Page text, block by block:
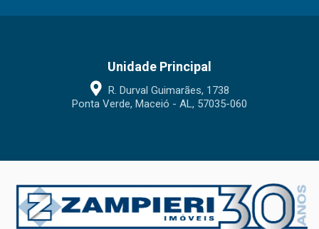
Unidade Principal
R. Durval Guimarães, 1738
Ponta Verde, Maceió - AL, 57035-060